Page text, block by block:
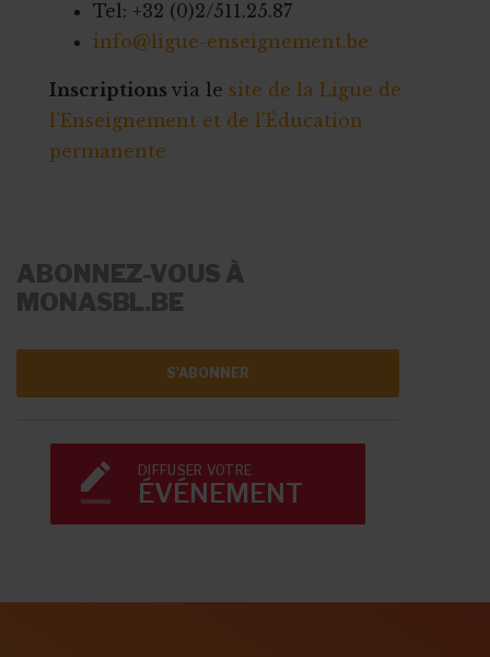
Tel: +32 (0)2/511.25.87
info@ligue-enseignement.be
Inscriptions via le site de la Ligue de
l'Enseignement et de l'Éducation
permanente
ABONNEZ-VOUS À
MONASBL.BE
S'ABONNER
DIFFUSER VOTRE
ÉVÉNEMENT